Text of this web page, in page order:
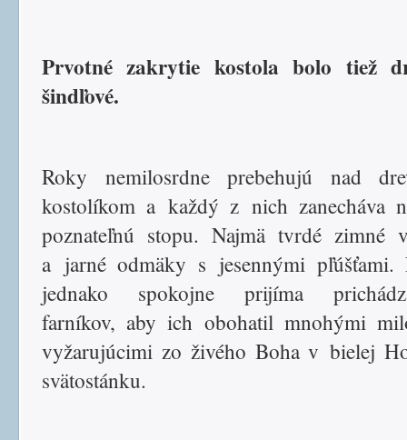
Prvotné zakrytie kostola bolo tiež
šindľové.
Roky nemilosrdne prebehujú nad
kostolíkom a každý z nich zanecháva
poznateľnú stopu. Najmä tvrdé zimné
a jarné odmäky s jesennými
jednako spokojne prijíma
farníkov, aby ich obohatil mnohými
vyžarujúcimi zo živého Boha v bielej
svätostánku.